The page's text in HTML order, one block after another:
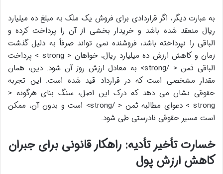
به عبارت دیگر، اگر قراردادی برای فروش یک ملک به مبلغ ده میلیارد
ریال منعقد شده باشد و خریدار بخشی از آن را پرداخت کرده و
الباقی را نپرداخته باشد، فروشنده نمی تواند صرفاً به دلیل گذشت
زمان و کاهش ارزش ده میلیارد ریال، خواهان < strong > پرداخت
الباقی ثمن < /strong> به معادل ارزش روز آن شود. دین، همان
مقدار مشخصی است که در قرارداد قید شده است. این تجربه
حقوقی نشان می دهد که درک این اصل، سنگ بنای هرگونه <
strong > دعوای مطالبه ثمن < /strong> است و بدون آن، ممکن
است مسیر حقوقی نادرستی طی شود.
خسارت تأخیر تأدیه: راهکار قانونی برای جبران
کاهش ارزش پول